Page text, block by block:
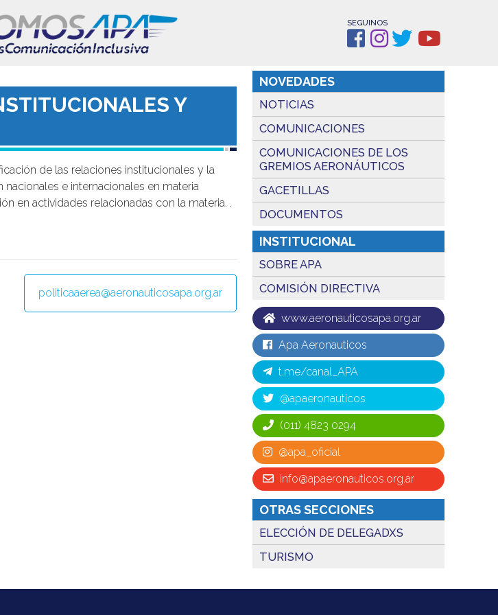
SEGUINOS
Y
de las relaciones institucionales y la
e internacionales en materia
en actividades relacionadas con la materia. .
politicaaerea@aeronauticosapa.org.ar
NOVEDADES
NOTICIAS
COMUNICACIONES
COMUNICACIONES DE LOS
GREMIOS AERONÁUTICOS
GACETILLAS
DOCUMENTOS
INSTITUCIONAL
SOBRE APA
COMISIÓN DIRECTIVA
www.aeronauticosapa.org.ar
Apa Aeronauticos
t.me/canal_APA
@apaeronauticos
(011) 4823 0294
@apa_oficial
info@apaeronauticos.org.ar
OTRAS SECCIONES
ELECCIÓN DE DELEGADXS
TURISMO